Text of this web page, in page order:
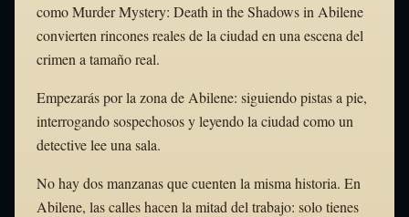
como Murder Mystery: Death in the Shadows in Abilene
convierten rincones reales de la ciudad en una escena del
crimen a tamaño real.
Empezarás por la zona de Abilene: siguiendo pistas a pie,
interrogando sospechosos y leyendo la ciudad como un
detective lee una sala.
No hay dos manzanas que cuenten la misma historia. En
Abilene, las calles hacen la mitad del trabajo: solo tienes